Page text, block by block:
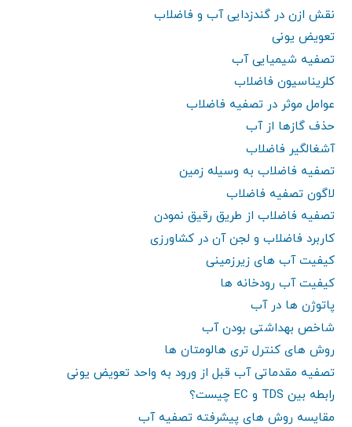
نقش ازن در گندزدایی آب و فاضلاب
تعویض یونی
تصفیه شیمیایی آب
کلریناسیون فاضلاب
عوامل موثر در تصفیه فاضلاب
حذف گازها از آب
آشغالگیر فاضلاب
تصفیه فاضلاب به وسیله زمین
لاگون تصفیه فاضلاب
تصفیه فاضلاب از طریق رقیق نمودن
کاربرد فاضلاب و لجن آن در کشاورزی
کیفیت آب های زیرزمینی
کیفیت آب رودخانه ها
پاتوژن ها در آب
شاخص بهداشتی بودن آب
روش های کنترل تری هالومتان ها
تصفیه مقدماتی آب قبل از ورود به واحد تعویض یونی
رابطه بین TDS و EC چیست؟
مقایسه روش های پیشرفته تصفیه آب